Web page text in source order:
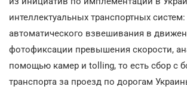
интеллектуальных транспортных
автоматического взвешивания в
фотофиксации превышения скорости,
помощью камер и tolling, то есть сбор с
транспорта за проезд по дорогам